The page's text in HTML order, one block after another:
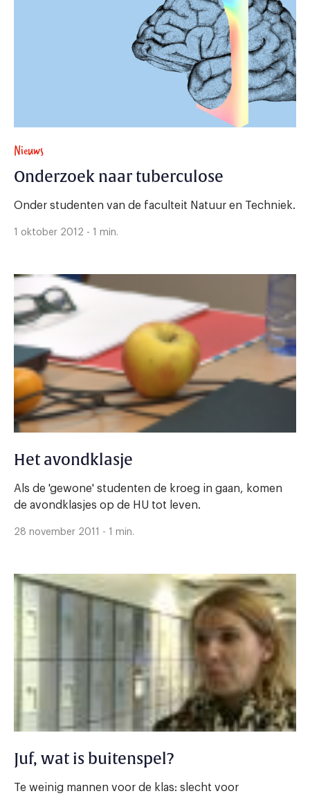
Nieuws
Onderzoek naar tuberculose
Onder studenten van de faculteit Natuur en Techniek.
1 oktober 2012 - 1 min.
Het avondklasje
Als de 'gewone' studenten de kroeg in gaan, komen
de avondklasjes op de HU tot leven.
28 november 2011 - 1 min.
Juf, wat is buitenspel?
Te weinig mannen voor de klas: slecht voor